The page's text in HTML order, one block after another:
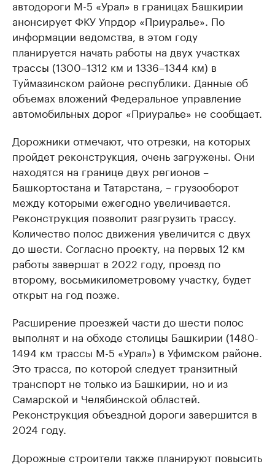
автодороги М-5 «Урал» в границах Башкирии
анонсирует ФКУ Упрдор «Приуралье». По
информации ведомства, в этом году
планируется начать работы на двух участках
трассы (1300–1312 км и 1336–1344 км) в
Туймазинском районе республики. Данные об
объемах вложений Федеральное управление
автомобильных дорог «Приуралье» не сообщает.
Дорожники отмечают, что отрезки, на которых
пройдет реконструкция, очень загружены. Они
находятся на границе двух регионов –
Башкортостана и Татарстана, – грузооборот
между которыми ежегодно увеличивается.
Реконструкция позволит разгрузить трассу.
Количество полос движения увеличится с двух
до шести. Согласно проекту, на первых 12 км
работы завершат в 2022 году, проезд по
второму, восьмикилометровому участку, будет
открыт на год позже.
Расширение проезжей части до шести полос
выполнят и на обходе столицы Башкирии (1480-
1494 км трассы М-5 «Урал») в Уфимском районе.
Это трасса, по которой следует транзитный
транспорт не только из Башкирии, но и из
Самарской и Челябинской областей.
Реконструкция объездной дороги завершится в
2024 году.
Дорожные строители также планируют повысить